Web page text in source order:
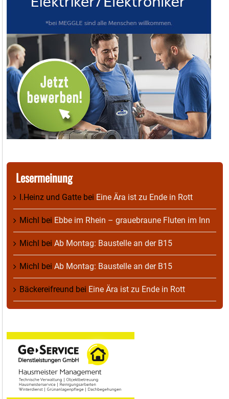
Lesermeinung
I.Heinz und Gatte bei Eine Ära ist zu Ende in Rott
Michl bei Ebbe im Rhein – grauebraune Fluten im Inn
Michl bei Ab Montag: Baustelle an der B15
Michl bei Ab Montag: Baustelle an der B15
Bäckereifreund bei Eine Ära ist zu Ende in Rott